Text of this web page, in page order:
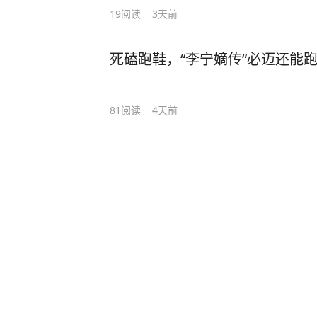
19阅读 3天前
死磕跑鞋，“李宁嫡传”必迈还能
81 阅读 4天前